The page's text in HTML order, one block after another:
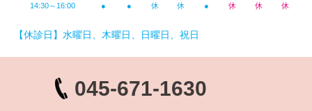
14:30～16:00 ● ● 休 休 ● 休 休 休
【休診日】水曜日、木曜日、日曜日、祝日
045-671-1630